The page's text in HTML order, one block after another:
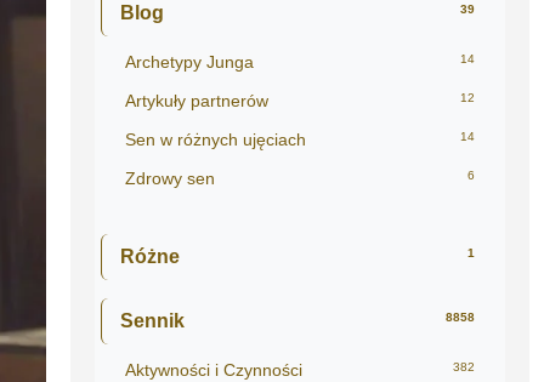
Blog 39
Archetypy Junga 14
Artykuły partnerów 12
Sen w różnych ujęciach 14
Zdrowy sen 6
Różne 1
Sennik 8858
Aktywności i Czynności 382